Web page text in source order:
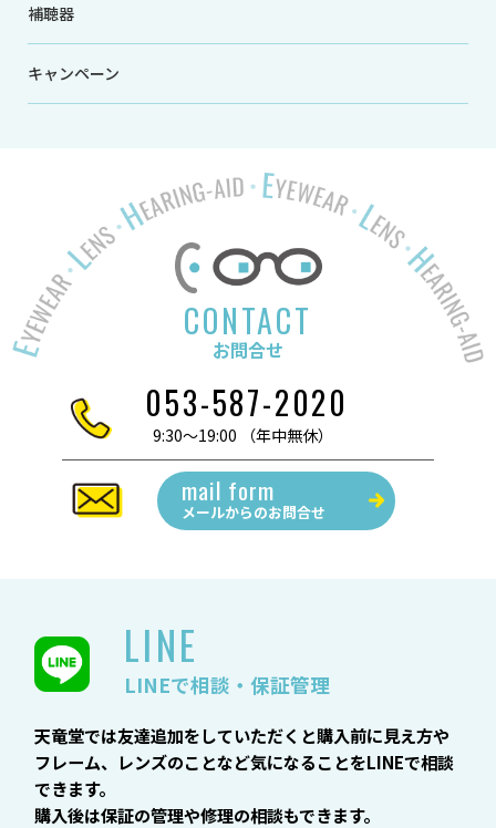
補聴器
キャンペーン
CONTACT
お問合せ
053-587-2020
9:30～19:00 （年中無休）
mail form
メールからのお問合せ
LINE
LINEで相談・保証管理
天竜堂では友達追加をしていただくと購入前に見え方や
フレーム、レンズのことなど気になることをLINEで相談
できます。
購入後は保証の管理や修理の相談もできます。